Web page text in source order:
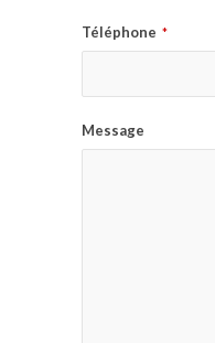
Téléphone *
Message